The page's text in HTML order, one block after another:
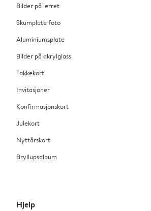
Bilder på lerret
Skumplate foto
Aluminiumsplate
Bilder på akrylglass
Takkekort
Invitasjoner
Konfirmasjonskort
Julekort
Nyttårskort
Bryllupsalbum
Hjelp